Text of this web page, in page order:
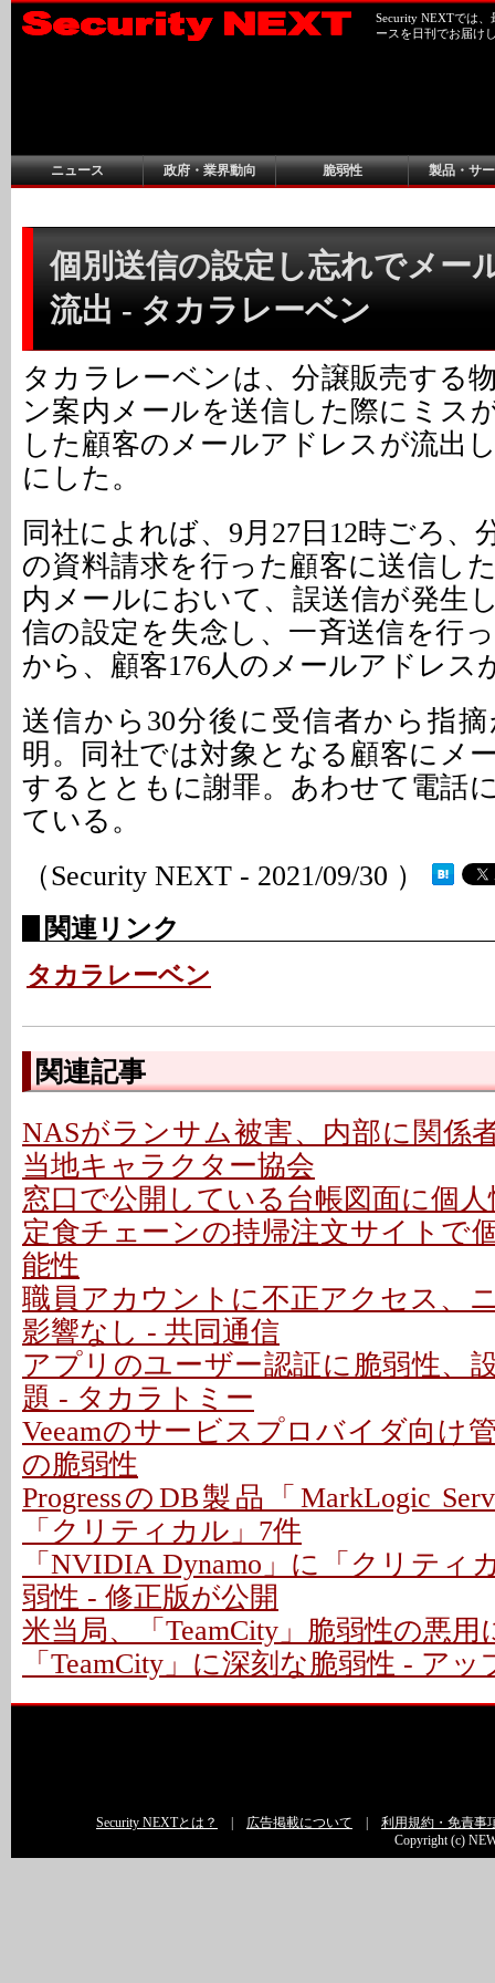
Security NEXTでは
ースを日刊でお届け
ニュース 政府・業界動向 脆弱性 製品・サ
個別送信の設定し忘れでメー
流出 - タカラレーベン
タカラレーベンは、分譲販売する
ン案内メールを送信した際にミス
した顧客のメールアドレスが流出
にした。
同社によれば、9月27日12時ごろ、
の資料請求を行った顧客に送信し
内メールにおいて、誤送信が発生
信の設定を失念し、一斉送信を行
から、顧客176人のメールアドレス
送信から30分後に受信者から指
明。同社では対象となる顧客にメ
するとともに謝罪。あわせて電話
ている。
（Security NEXT - 2021/09/30 ）
関連リンク
タカラレーベン
関連記事
NASがランサム被害、内部に関係
当地キャラクター協会
窓口で公開している台帳図面に個
定食チェーンの持帰注文サイトで
能性
職員アカウントに不正アクセス、
影響なし - 共同通信
アプリのユーザー認証に脆弱性、
題 - タカラトミー
Veeamのサービスプロバイダ向け
の脆弱性
ProgressのDB製品「MarkLogic
「クリティカル」7件
「NVIDIA Dynamo」に「クリティ
弱性 - 修正版が公開
米当局、「TeamCity」脆弱性の悪用
「TeamCity」に深刻な脆弱性 - ア
Security NEXTとは？ 広告掲載について
利用規約・免責事
Copyright (c)